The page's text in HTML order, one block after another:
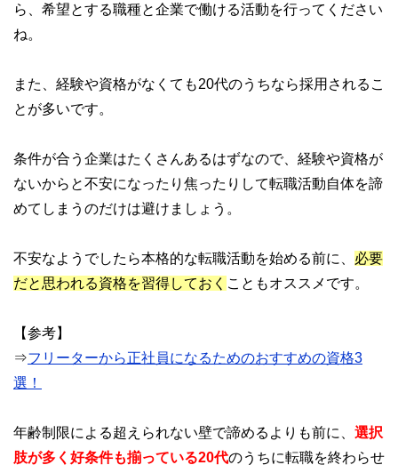
ら、希望とする職種と企業で働ける活動を行ってください
ね。
また、経験や資格がなくても20代のうちなら採用されるこ
とが多いです。
条件が合う企業はたくさんあるはずなので、経験や資格が
ないからと不安になったり焦ったりして転職活動自体を諦
めてしまうのだけは避けましょう。
不安なようでしたら本格的な転職活動を始める前に、 必要
だと思われる資格を習得しておく こともオススメです。
【参考】
⇒フリーターから正社員になるためのおすすめの資格3
選！
年齢制限による超えられない壁で諦めるよりも前に、 選択
肢が多く好条件も揃っている20代のうちに転職を終わらせ